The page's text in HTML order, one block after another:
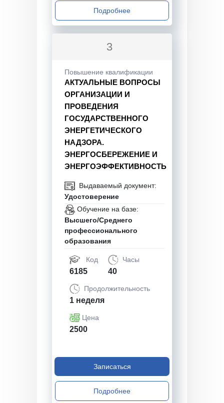
Подробнее
3
Повышение квалификации
АКТУАЛЬНЫЕ ВОПРОСЫ
ОРГАНИЗАЦИИ И
ПРОВЕДЕНИЯ
ГОСУДАРСТВЕННОГО
ЭНЕРГЕТИЧЕСКОГО
НАДЗОРА.
ЭНЕРГОСБЕРЕЖЕНИЕ И
ЭНЕРГОЭФФЕКТИВНОСТЬ
Выдаваемый документ:
Удостоверение
Обучение на базе:
Высшего/Среднего
профессионального
образования
Код
6185
Часы
40
Продолжительность
1 неделя
Цена
2500
Записаться
Подробнее